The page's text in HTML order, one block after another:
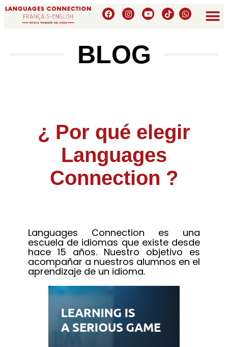
BLOG
¿ Por qué elegir
Languages
Connection ?
Languages Connection es una
escuela de idiomas que existe desde
hace 15 años. Nuestro objetivo es
acompañar a nuestros alumnos en el
aprendizaje de un idioma.